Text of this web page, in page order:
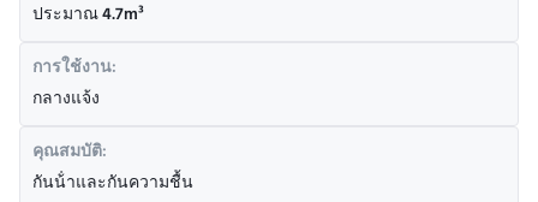
ประมาณ 4.7m³
การใช้งาน:
กลางแจ้ง
คุณสมบัติ:
กันน้ําและกันความชื้น